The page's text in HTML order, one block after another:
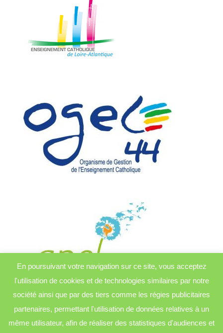
En poursuivant votre navigation sur ce site, vous acceptez
l'utilisation de cookies et de technologies similaires par notre
société ainsi que par des tiers comme les régies publicitaires
partenaires, permettant l'utilisation de données relatives à un
même utilisateur, afin de réaliser des statistiques d'audiences et